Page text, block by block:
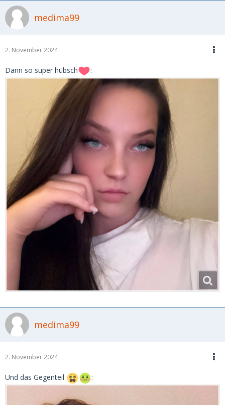
medima99
2. November 2024
Dann so super hübsch :
medima99
2. November 2024
Und das Gegenteil :